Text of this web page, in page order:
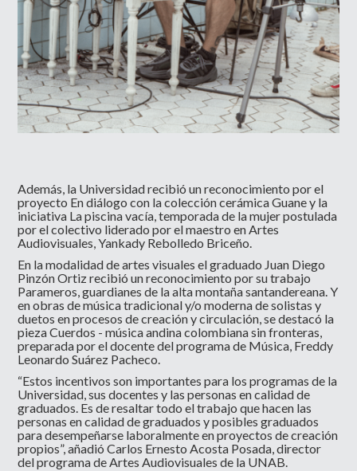
Además, la Universidad recibió un reconocimiento por el
proyecto En diálogo con la colección cerámica Guane y la
iniciativa La piscina vacía, temporada de la mujer postulada
por el colectivo liderado por el maestro en Artes
Audiovisuales, Yankady Rebolledo Briceño.
En la modalidad de artes visuales el graduado Juan Diego
Pinzón Ortiz recibió un reconocimiento por su trabajo
Parameros, guardianes de la alta montaña santandereana. Y
en obras de música tradicional y/o moderna de solistas y
duetos en procesos de creación y circulación, se destacó la
pieza Cuerdos - música andina colombiana sin fronteras,
preparada por el docente del programa de Música, Freddy
Leonardo Suárez Pacheco.
“Estos incentivos son importantes para los programas de la
Universidad, sus docentes y las personas en calidad de
graduados. Es de resaltar todo el trabajo que hacen las
personas en calidad de graduados y posibles graduados
para desempeñarse laboralmente en proyectos de creación
propios”, añadió Carlos Ernesto Acosta Posada, director
del programa de Artes Audiovisuales de la UNAB.